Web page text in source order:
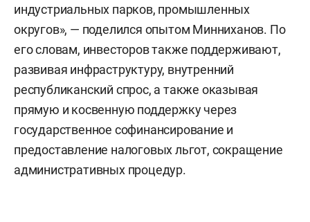
индустриальных парков, промышленных
округов», — поделился опытом Минниханов. По
его словам, инвесторов также поддерживают,
развивая инфраструктуру, внутренний
республиканский спрос, а также оказывая
прямую и косвенную поддержку через
государственное софинансирование и
предоставление налоговых льгот, сокращение
административных процедур.